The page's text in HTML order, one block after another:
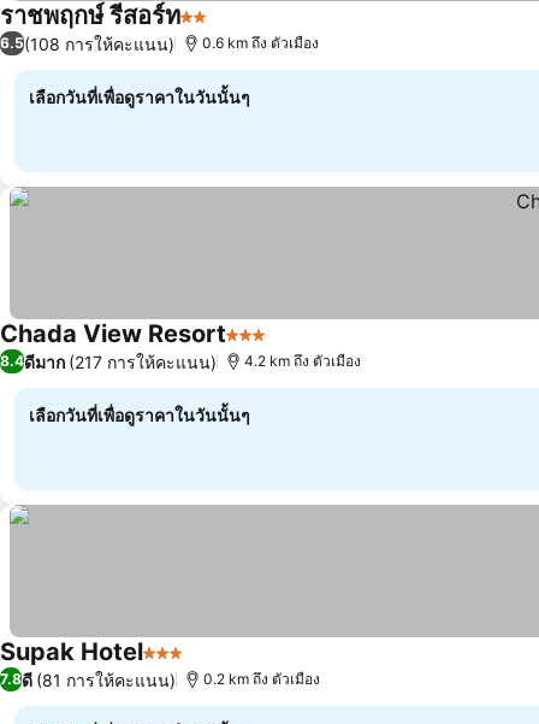
ราชพฤกษ์ รีสอร์ท2 ดาว
6.5(108 การให้คะแนน) 0.6 km ถึง ตัวเมือง
เลือกวันที่เพื่อดูราคาในวันนั้นๆ
Chada View Resort3 ดาว
8.4ดีมาก (217 การให้คะแนน) 4.2 km ถึง ตัวเมือง
เลือกวันที่เพื่อดูราคาในวันนั้นๆ
Supak Hotel3 ดาว
7.8ดี (81 การให้คะแนน) 0.2 km ถึง ตัวเมือง